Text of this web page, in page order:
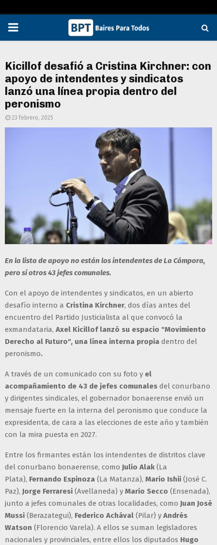
PRIMARY
Kicillof desafió a Cristina Kirchner: con
apoyo de intendentes y sindicatos
lanzó una línea propia dentro del
peronismo
23 febrero, 2025
En la lista de apoyo no están los intendentes de La Cámpora,
pero sí otros 43 jefes comunales.
Con el apoyo de intendentes y sindicatos, en un abierto
desafío interno a Cristina Kirchner, dos días antes del
encuentro del Partido Justicialista al que convocó la
exmandataria, Axel Kicillof lanzó su espacio "Movimiento
Derecho al Futuro", una línea interna propia dentro del
peronismo.
A través de un comunicado con su foto y el
acompañamiento de 43 de jefes comunales del conurbano
y dirigentes sindicales, el gobernador bonaerense envió un
mensaje fuerte en la interna del peronismo que conduce la
expresidenta, de cara a las elecciones de este año y también
con la mira puesta en 2027.
Entre los firmantes están los intendentes de distritos clave
del conurbano bonaerense, como Julio Alak(La
Plata), Fernando Espinoza (La Matanza), Mario Ishii (José C.
Paz), Jorge Ferraresi (Avellaneda) y Mario Secco (Ensenada),
junto a jefes comunales de otras localidades, como Juan José
Mussi (Berazategui), Federico Achával (Pilar) y Andrés
Watson (Florencio Varela). A ellos se suman legisladores
nacionales y provinciales, entre ellos los diputados Hugo